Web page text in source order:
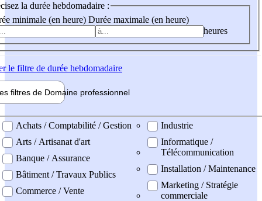
la durée hebdomadaire :
minimale (en heure) Durée maximale (en heure)
heures
le filtre de durée hebdomadaire
filtres de Domaine professionnel
professionel
Achats / Comptabilité / Gestion
Arts / Artisanat d'art
Banque / Assurance
Bâtiment / Travaux Publics
Commerce / Vente
Industrie
Informatique /
Télécommunication
Installation / Maintenance
Marketing / Stratégie
commerciale